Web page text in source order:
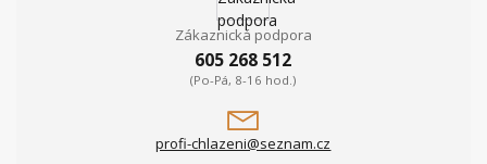
Zákaznická podpora
605 268 512
(Po-Pá, 8-16 hod.)
profi-chlazeni@seznam.cz